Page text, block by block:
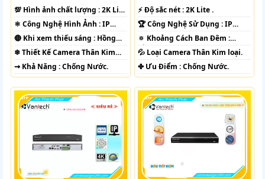
💯 Hình ảnh chất lượng :2K Lite
.
⚛️ Công Nghệ Hình Ảnh :IP
POE.
🔴 Khi xem thiếu sáng : Hồng
Ngoại 60m Led Array.
❄ Thiết Kế CameraThân Kim
loại.
️⇝ Khả Năng :Chống Nước.
️⚡ Độ sắc nét :2K Lite .
🏆 Công Nghệ Sử Dụng :IP
POE.
🔅 Khoảng Cách Ban Đêm :
Hồng Ngoại 40m ONVIF.
💦 Loại CameraThân Kim loại.
️✤ Ưu Điểm :Chống Nước.